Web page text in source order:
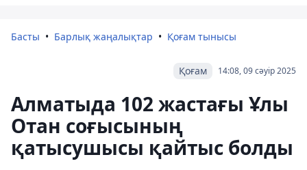
Басты Барлық жаңалықтар Қоғам тынысы
14:08, 09 сәуір 2025
Қоғам
Алматыда 102 жастағы Ұлы
Отан соғысының
қатысушысы қайтыс болды